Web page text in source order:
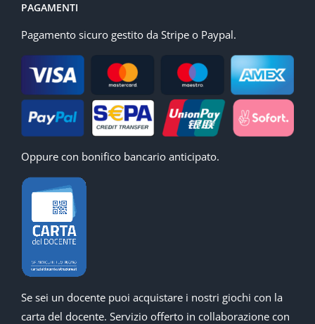
PAGAMENTI
Pagamento sicuro gestito da Stripe o Paypal.
Oppure con bonifico bancario anticipato.
Se sei un docente puoi acquistare i nostri giochi con la
carta del docente. Servizio offerto in collaborazione con